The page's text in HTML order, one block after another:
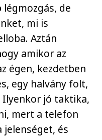
de
mi is
Aztán
amikor az
égen, kezdetben
egy halvány folt,
jó taktika,
mert a telefon
jelenséget, és